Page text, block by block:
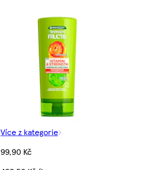
Více z kategorie
99,90 Kč